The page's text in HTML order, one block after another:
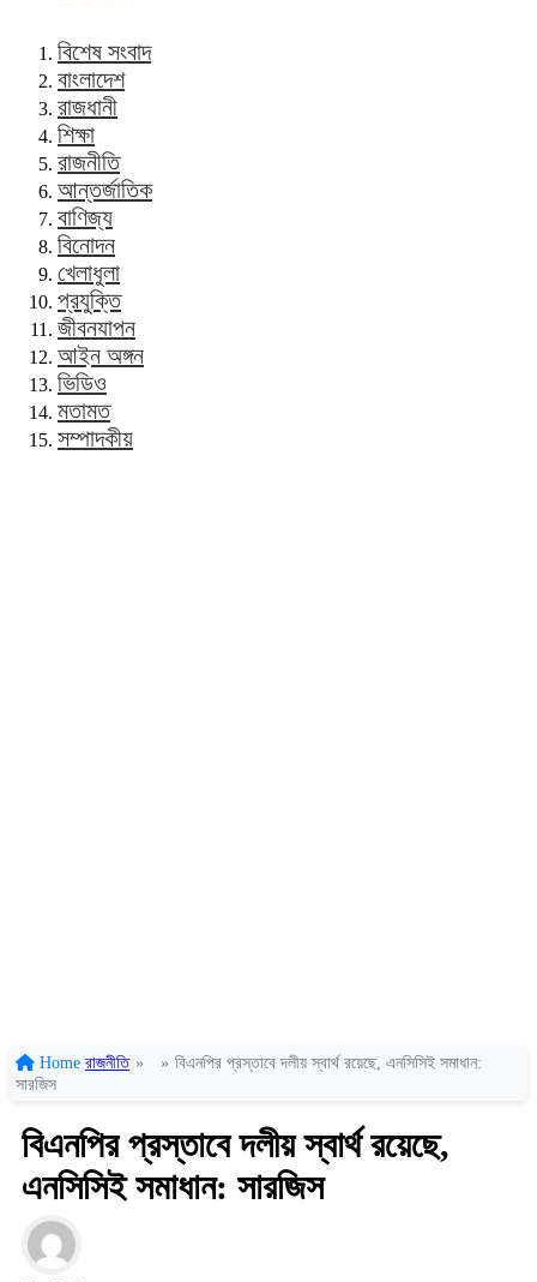
বিশেষ সংবাদ
বাংলাদেশ
রাজধানী
শিক্ষা
রাজনীতি
আন্তর্জাতিক
বাণিজ্য
বিনোদন
খেলাধুলা
প্রযুক্তি
জীবনযাপন
আইন অঙ্গন
ভিডিও
মতামত
সম্পাদকীয়
Home রাজনীতি » » বিএনপির প্রস্তাবে দলীয় স্বার্থ রয়েছে, এনসিসিই সমাধান:
সারজিস
বিএনপির প্রস্তাবে দলীয় স্বার্থ রয়েছে,
এনসিসিই সমাধান: সারজিস